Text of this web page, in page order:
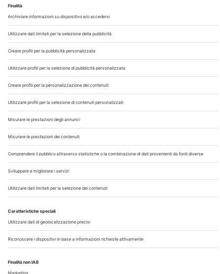
Chi Siamo
Contatti
Note Legali
Privacy
©2026 Edra S.p.a | www.edraspa.it | P.iva 08056040960
| Tel. 02/881841 | Sede legale: Viale Enrico Forlanini 21 -
20134 Milano (Italy)
Registrazione Tribunale di Milano n° 5578/2022 del